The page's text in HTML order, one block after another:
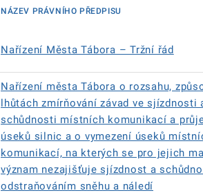
NÁZEV PRÁVNÍHO PŘEDPISU
Nařízení Města Tábora – Tržní řád
Nařízení města Tábora o rozsahu,
lhůtách zmírňování závad ve sjízdnosti
schůdnosti místních komunikací a
úseků silnic a o vymezení úseků
komunikací, na kterých se pro jejich
význam nezajišťuje sjízdnost a
odstraňováním sněhu a náledí